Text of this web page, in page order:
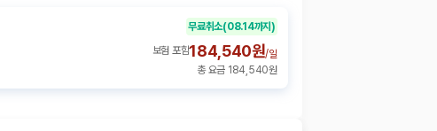
무료취소(08.14까지)
보험 포함184,540원/일
총 요금 184,540원